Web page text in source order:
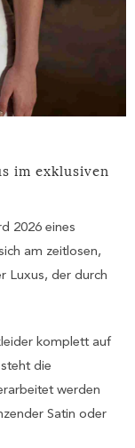
im exklusiven
2026 eines
am zeitlosen,
Luxus, der durch
komplett auf
die
werden
Satin oder